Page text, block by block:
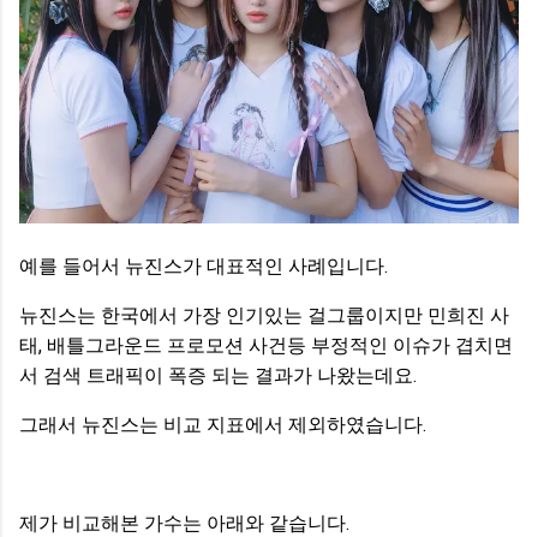
예를 들어서 뉴진스가 대표적인 사례입니다.
뉴진스는 한국에서 가장 인기있는 걸그룹이지만 민희진 사
태, 배틀그라운드 프로모션 사건등 부정적인 이슈가 겹치면
서 검색 트래픽이 폭증 되는 결과가 나왔는데요.
그래서 뉴진스는 비교 지표에서 제외하였습니다.
제가 비교해본 가수는 아래와 같습니다.